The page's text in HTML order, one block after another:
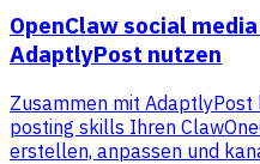
OpenClaw social
AdaptlyPost nutzen
Zusammen mit AdaptlyPost
posting skills Ihren
erstellen, anpassen und